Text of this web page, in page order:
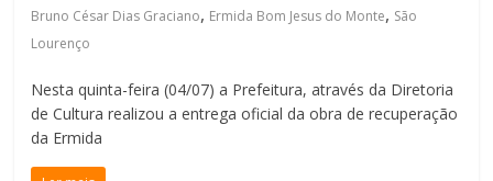
Bruno César Dias Graciano, Ermida Bom Jesus do Monte, São
Lourenço
Nesta quinta-feira (04/07) a Prefeitura, através da Diretoria
de Cultura realizou a entrega oficial da obra de recuperação
da Ermida